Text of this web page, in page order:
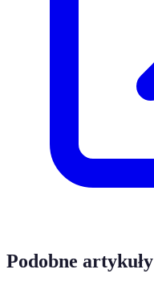
Podobne artykuły